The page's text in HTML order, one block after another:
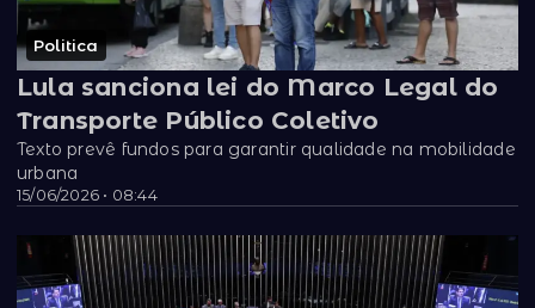
Politica
15/06/2026 • 08:44
Lula sanciona lei do Marco Legal do
Transporte Público Coletivo
Texto prevê fundos para garantir qualidade na mobilidade
urbana